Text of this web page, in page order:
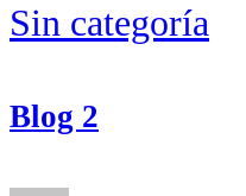
Sin categoría
Blog 2